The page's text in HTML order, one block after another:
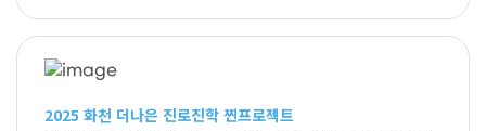
2025 화천 더나은 진로진학 찐프로젝트